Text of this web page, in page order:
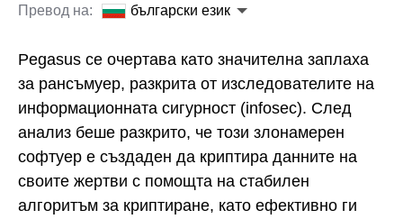
Превод на: български език
Pegasus се очертава като значителна заплаха
за рансъмуер, разкрита от изследователите на
информационната сигурност (infosec). След
анализ беше разкрито, че този злонамерен
софтуер е създаден да криптира данните на
своите жертви с помощта на стабилен
алгоритъм за криптиране, като ефективно ги